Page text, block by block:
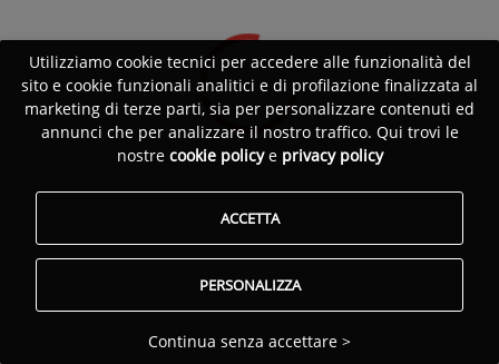
Utilizziamo cookie tecnici per accedere alle funzionalità del
sito e cookie funzionali analitici e di profilazione finalizzata al
marketing di terze parti, sia per personalizzare contenuti ed
annunci che per analizzare il nostro traffico. Qui trovi le
nostre cookie policye privacy policy
ACCETTA
PERSONALIZZA
Continua senza accettare >